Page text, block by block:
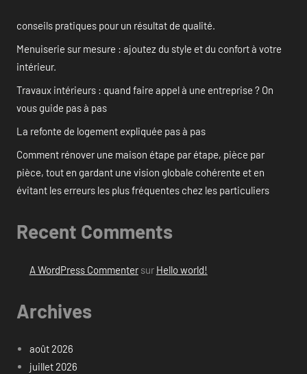
conseils pratiques pour un résultat de qualité.
Menuiserie sur mesure : ajoutez du style et du confort à votre
intérieur.
Travaux intérieurs : quand faire appel à une entreprise ? On
vous guide pas à pas
La refonte de logement expliquée pas à pas
Comment rénover une maison étape par étape, pièce par
pièce, tout en gardant une vision globale cohérente et en
évitant les erreurs les plus fréquentes chez les particuliers
Recent Comments
A WordPress Commentersur Hello world!
Archives
août 2026
juillet 2026